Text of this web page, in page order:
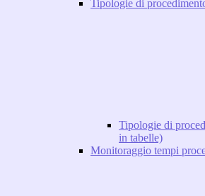
Tipologie di
Tipologie di
in tabelle)
Monitoraggio tempi